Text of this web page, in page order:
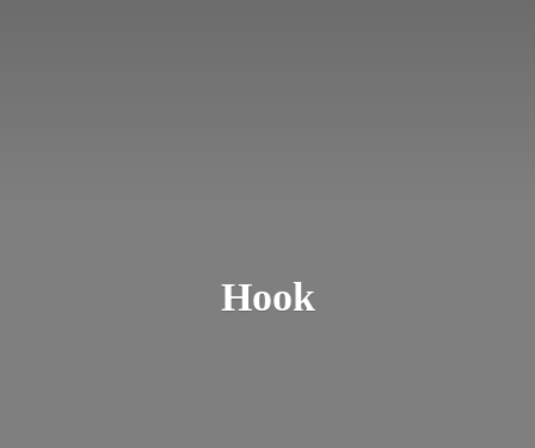
Hook